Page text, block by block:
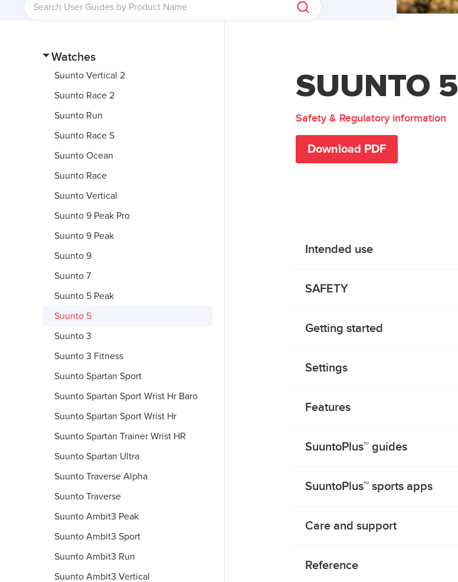
Watches
Suunto Vertical 2
Suunto Race 2
Suunto Run
Suunto Race S
Suunto Ocean
Suunto Race
Suunto Vertical
Suunto 9 Peak Pro
Suunto 9 Peak
Suunto 9
Suunto 7
Suunto 5 Peak
Suunto 5
Suunto 3
Suunto 3 Fitness
Suunto Spartan Sport
Suunto Spartan Sport Wrist Hr Baro
Suunto Spartan Sport Wrist Hr
Suunto Spartan Trainer Wrist HR
Suunto Spartan Ultra
Suunto Traverse Alpha
Suunto Traverse
Suunto Ambit3 Peak
Suunto Ambit3 Sport
Suunto Ambit3 Run
Suunto Ambit3 Vertical
SUUNTO 5
Safety & Regulatory information
Download PDF
Intended use
SAFETY
Getting started
Settings
Features
SuuntoPlus™ guides
SuuntoPlus™ sports apps
Care and support
Reference